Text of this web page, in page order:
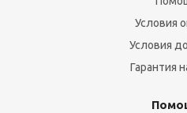
Условия
Условия
Гарантия